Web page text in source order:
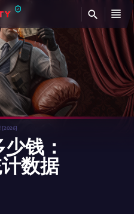
[2026]
钱：
数据